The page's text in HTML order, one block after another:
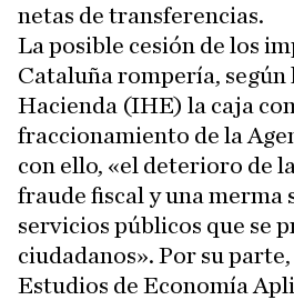
netas de transferencias.
La posible cesión de los
Cataluña rompería, según
Hacienda (IHE) la caja
fraccionamiento de la
con ello, «el deterioro de
fraude fiscal y una merma
servicios públicos que se
ciudadanos». Por su
Estudios de Economía